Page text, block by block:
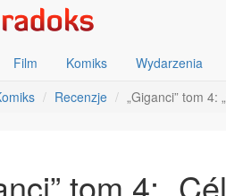
Film Komiks Wydarzenia
Recenzje „Giganci” tom 4:
tom 4: